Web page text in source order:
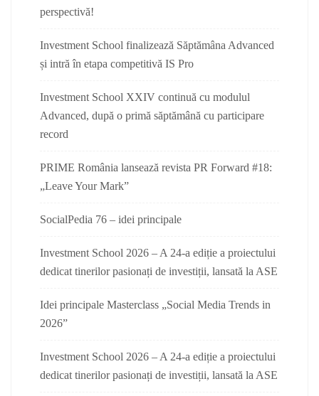
perspectivă!
Investment School finalizează Săptămâna Advanced
și intră în etapa competitivă IS Pro
Investment School XXIV continuă cu modulul
Advanced, după o primă săptămână cu participare
record
PRIME România lansează revista PR Forward #18:
„Leave Your Mark”
SocialPedia 76 – idei principale
Investment School 2026 – A 24-a ediție a proiectului
dedicat tinerilor pasionați de investiții, lansată la ASE
Idei principale Masterclass „Social Media Trends in
2026”
Investment School 2026 – A 24-a ediție a proiectului
dedicat tinerilor pasionați de investiții, lansată la ASE